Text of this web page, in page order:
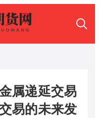
属递延交易
易的未来发